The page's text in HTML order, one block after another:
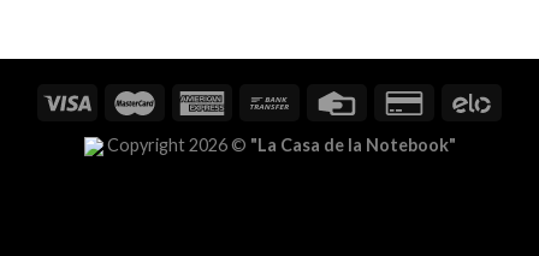
Copyright 2026 © "La Casa de la Notebook"